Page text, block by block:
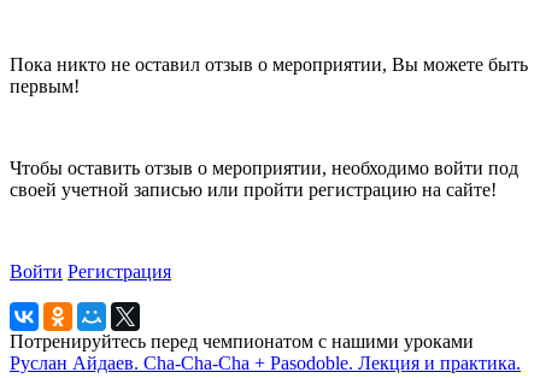
Пока никто не оставил отзыв о мероприятии, Вы можете быть
первым!
Чтобы оставить отзыв о мероприятии, необходимо войти под
своей учетной записью или пройти регистрацию на сайте!
Войти Регистрация
Потренируйтесь перед чемпионатом с нашими уроками
Руслан Айдаев. Cha-Cha-Cha + Pasodoble. Лекция и практика.